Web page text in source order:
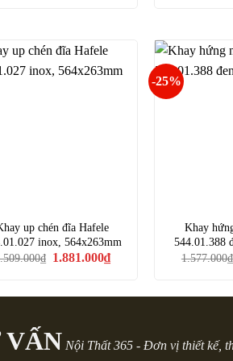
up chén đĩa Hafele
inox, 564x263mm
₫ Giá
1.881.000₫Giá
hiện
-25%
Khay
544.01.388
1.577.000₫
VẤN Nội Thất 365 - Đơn vị thiết kế,